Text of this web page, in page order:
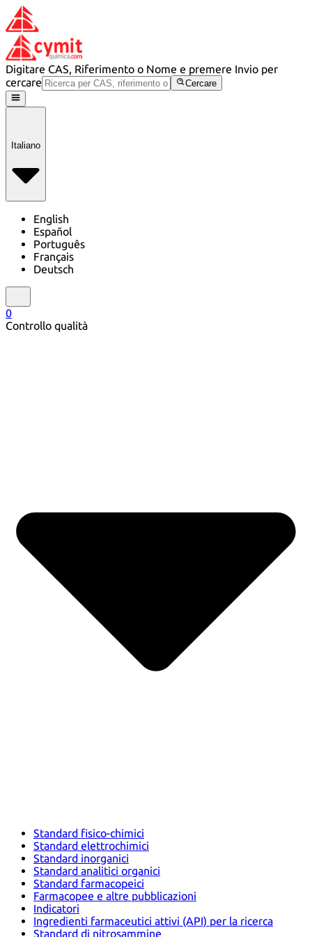
Digitare CAS, Riferimento o Nome e premere Invio per
cercare
Cercare
Italiano
English
Español
Português
Français
Deutsch
0
Controllo qualità
Standard fisico-chimici
Standard elettrochimici
Standard inorganici
Standard analitici organici
Standard farmacopeici
Farmacopee e altre pubblicazioni
Indicatori
Ingredienti farmaceutici attivi (API) per la ricerca
Standard di nitrosammine